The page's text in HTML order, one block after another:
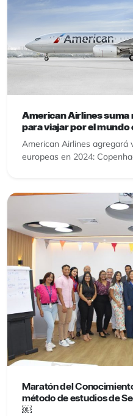
American Airlines suma
para viajar por el
American Airlines agregará
europeas en 2024:
Maratón del
método de estudios de
￼